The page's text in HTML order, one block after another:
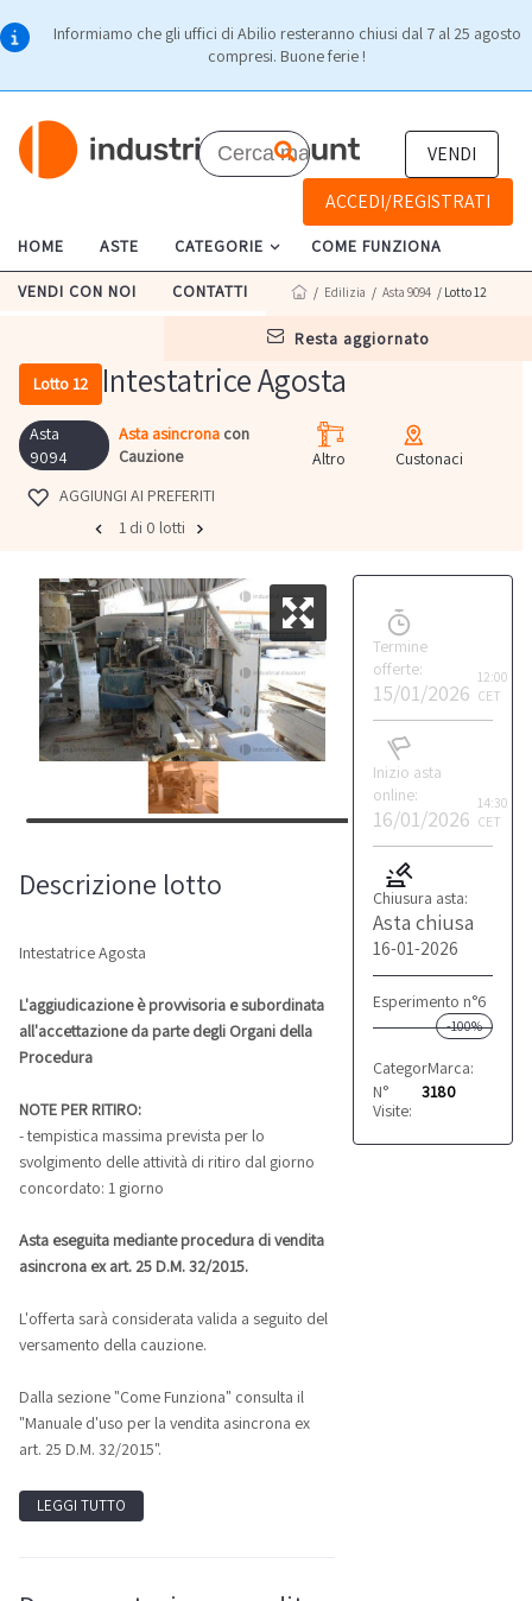
Informiamo che gli uffici di Abilio resteranno chiusi dal 7 al 25 agosto
compresi. Buone ferie !
VENDI
ACCEDI/REGISTRATI
HOME ASTE CATEGORIE COME FUNZIONA
VENDI CON NOI CONTATTI
resta aggiornato
/ Edilizia / Asta 9094 / Lotto 12
Lotto 12 Intestatrice Agosta
Asta
9094
Asta asincrona con
Cauzione
Altro
Custonaci
AGGIUNGI AI PREFERITI
1 di 0 lotti
Termine
offerte:
15/01/2026
12:00
CET
Inizio asta
online:
16/01/2026
14:30
CET
Chiusura asta:
Asta chiusa
16-01-2026
Esperimento n°6
-100%
Categoria: Altro
Marca:
N°
Visite:
3180
Descrizione lotto
Intestatrice Agosta
L'aggiudicazione è provvisoria e subordinata
all'accettazione da parte degli Organi della
Procedura
NOTE PER RITIRO:
- tempistica massima prevista per lo
svolgimento delle attività di ritiro dal giorno
concordato: 1 giorno
Asta eseguita mediante procedura di vendita
asincrona ex art. 25 D.M. 32/2015.
L'offerta sarà considerata valida a seguito del
versamento della cauzione.
Dalla sezione "Come Funziona" consulta il
"Manuale d'uso per la vendita asincrona ex
art. 25 D.M. 32/2015".
LEGGI TUTTO